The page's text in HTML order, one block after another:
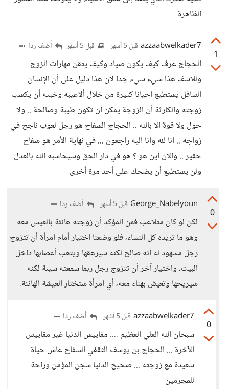
الظاهرة
1
azzaabwelkader7 قبل 5 أشهر قبل 5 أشهر أضف ردا
الحجاج عرف كيف يكون صياد وكيف يتقن مهارات الزوج
وللاسف هذا شيء سيء جدا لان هذا دليل على أن الإنسان
السافل يستطيع احيانا كثيرة من خلال ألاعيبه وخبثه أن يكسب
زوجته والكارثة أن الزوجة يمكن أن تكون طيبة وصالحة .. ولا
حول ولا قوة الا بالله .. الحجاج السفاح هو رجل لعوب ناجح في
زواجه .. انا لله وانا اليه راجعون ... في نهاية الأمر هو سفاح
حقير .. والان أين هو ؟ هو في دار الحق وسيحاسبه الله بالعدل
ولن يستطيع أن يضحك على أحد مرة أخرى
0
George_Nabelyoun قبل 5 أشهر أضف ردا
لكن لو كان متلاعب فمن المؤكد أن زوجته هانئة بالعيش معه
وهو ما تريده كل النساء، فلو وضعنا اختيار أمام امرأة أن تتزوج
رجل مشهود له أنه صالح لكنه سيرهقها ويتعب أعصابها داخل
البيت، واختيار آخر أن تتزوج رجل ربما سمعته سيئة لكنه
سيريحها وتعيش بهناء معه، أي امرأة ستختار العيشة الهانئة.
0
azzaabwelkader7 قبل 5 أشهر أضف ردا
سبحان الله العلي العظيم .... مفاييس الدنيا غير مقاييس
الآخرة ... الحجاج بن يوسف الثقفي السفاح عاش حياة
سعيدة مع زوجته ... صحيح الدنيا سجن المؤمن وراحة
للمجرمين